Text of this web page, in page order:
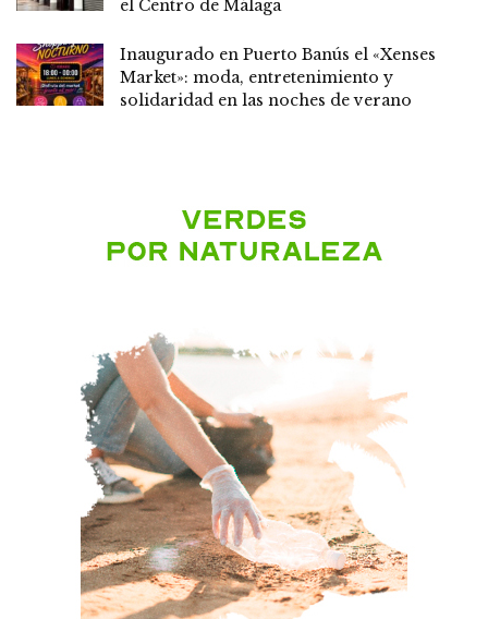
el Centro de Málaga
Inaugurado en Puerto Banús el «Xenses
Market»: moda, entretenimiento y
solidaridad en las noches de verano